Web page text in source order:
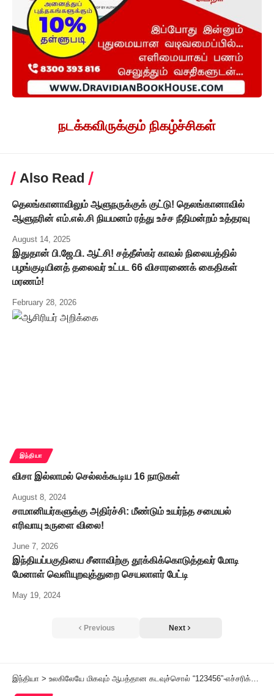
நடக்கவிருக்கும் நிகழ்ச்சிகள்
Also Read
தெலங்கானாவிலும் ஆளுநருக்குக் குட்டு! தெலங்கானாவில்
ஆளுநரின் எம்.எல்.சி நியமனம் ரத்து உச்ச நீதிமன்றம் உத்தரவு
August 14, 2025
இதுதான் பி.ஜே.பி. ஆட்சி! சத்தீஸ்கர் காவல் நிலையத்தில்
பழங்குடியினத் தலைவர் உட்பட 66 விசாரணைக் கைதிகள்
மரணம்!
February 28, 2026
இந்தியா
விசா இல்லாமல் செல்லக்கூடிய 16 நாடுகள்
August 8, 2024
சாமானியர்களுக்கு அதிர்ச்சி: மீண்டும் உயர்ந்த சமையல்
எரிவாயு உருளை விலை!
June 7, 2026
இந்தியப்பகுதியை சீனாவிற்கு தூக்கிக்கொடுத்தவர் மோடி
மேனாள் வெளியுறவுத்துறை செயலாளர் பேட்டி
May 19, 2024
Previous Next
இந்தியா > உலகிலேயே மிகவும் ஆபத்தான கடவுச்சொல் “123456”-எச்சரிக்கை